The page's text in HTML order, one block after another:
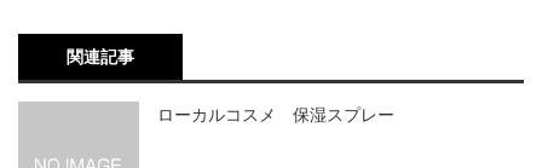
関連記事
ローカルコスメ 保湿スプレー